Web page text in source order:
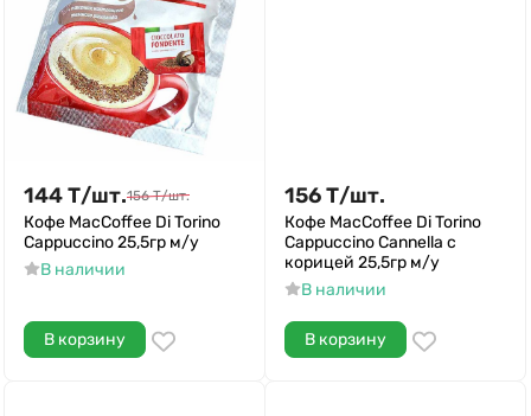
144Т/шт.156 Т/шт.
Кофе MacCoffee Di Torino
Cappuccino 25,5гр м/у
В наличии
В корзину
156Т/шт.
Кофе MacCoffee Di Torino
Cappuccino Cannella с
корицей 25,5гр м/у
В наличии
В корзину